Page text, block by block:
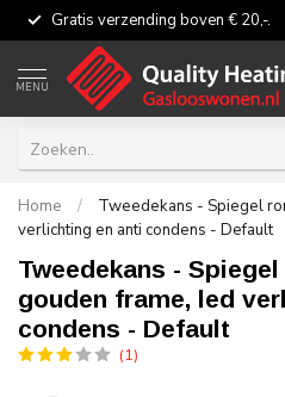
Gratis verzending boven € 20,-.
MENU
Home /
Tweedekans - Spiegel
verlichting en anti condens - Default
Tweedekans -
gouden frame, led
condens - Default
(1)